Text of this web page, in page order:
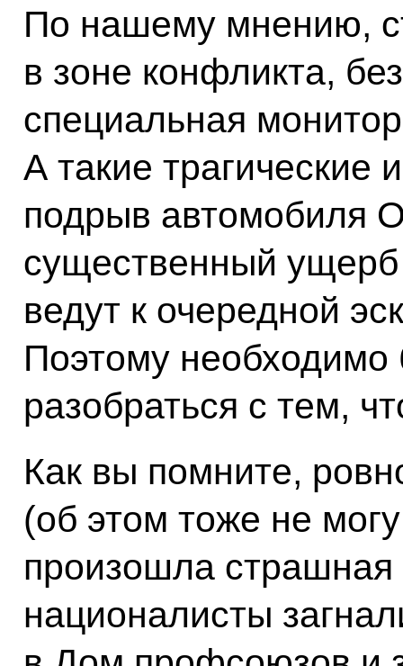
По нашему мнению,
в зоне конфликта,
специальная
А такие трагические
подрыв автомобиля
существенный
ведут к очередной
Поэтому необходимо
разобраться с тем,
Как вы помните,
(об этом тоже не
произошла страшная
националисты